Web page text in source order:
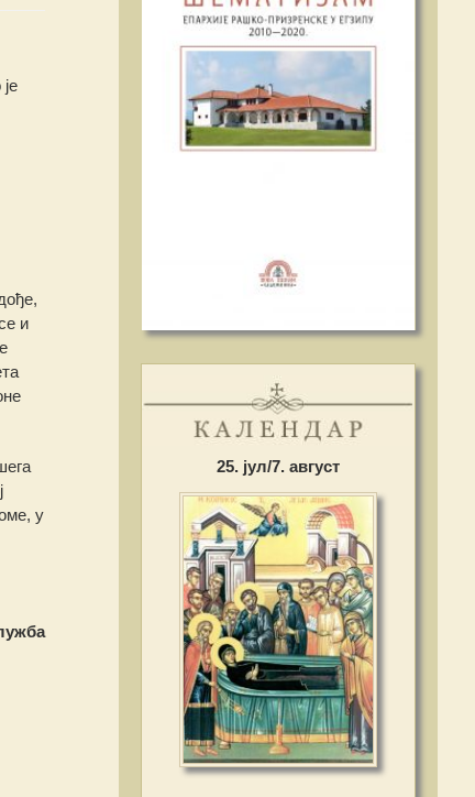
и
у
25. јул/7. август